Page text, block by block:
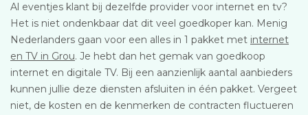
Al eventjes klant bij dezelfde provider voor internet en tv?
Het is niet ondenkbaar dat dit veel goedkoper kan. Menig
Nederlanders gaan voor een alles in 1 pakket met internet
en TV in Grou. Je hebt dan het gemak van goedkoop
internet en digitale TV. Bij een aanzienlijk aantal aanbieders
kunnen jullie deze diensten afsluiten in één pakket. Vergeet
niet, de kosten en de kenmerken de contracten fluctueren